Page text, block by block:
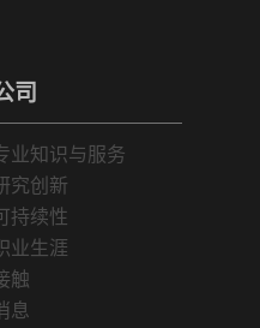
司
业知识与服务
究创新
持续性
业生涯
触
息